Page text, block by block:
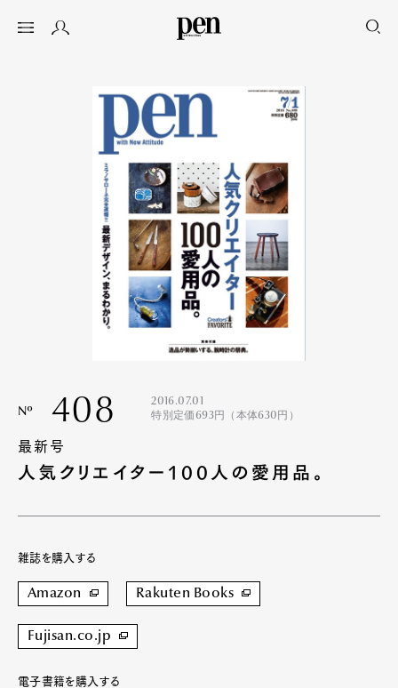
Nº 408
2016.07.01
特別定価693円（本体630円）
最新号
人気クリエイター100人の愛用品。
雑誌を購入する
Amazon Rakuten Books
Fujisan.co.jp
電子書籍を購入する